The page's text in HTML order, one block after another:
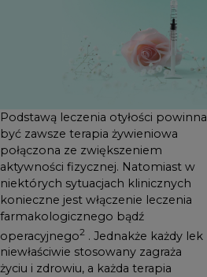
stosowany zagraża życiu i
zdrowiu, a każda terapia
obarczona jest możliwością
wystąpienia działań
niepożądanych, które mogą
nawet doprowadzić do
konieczności przerwania
leczenia.
Podstawą leczenia otyłości powinna
być zawsze terapia żywieniowa
połączona ze zwiększeniem
aktywności fizycznej. Natomiast w
niektórych sytuacjach klinicznych
konieczne jest włączenie leczenia
farmakologicznego bądź
operacyjnego2 . Jednakże każdy lek
niewłaściwie stosowany zagraża
życiu i zdrowiu, a każda terapia